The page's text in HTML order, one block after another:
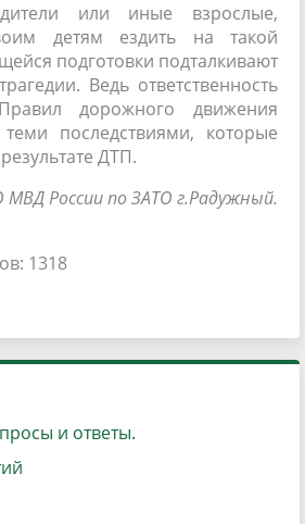
или иные взрослые,
детям ездить на такой
подготовки подталкивают
Ведь ответственность
дорожного движения
последствиями, которые
ДТП.
России по ЗАТО г.Радужный.
1318
и ответы.